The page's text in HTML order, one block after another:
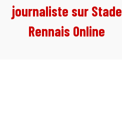
journaliste sur Stade
Rennais Online